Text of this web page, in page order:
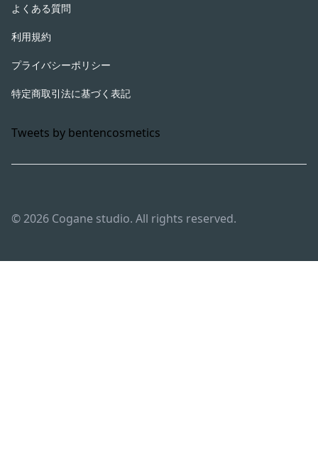
よくある質問
利用規約
プライバシーポリシー
特定商取引法に基づく表記
Tweets by bentencosmetics
© 2026 Cogane studio. All rights reserved.